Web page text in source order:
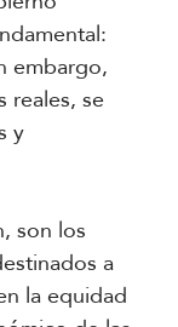
embargo,
reales, se
y
son los
a
la equidad